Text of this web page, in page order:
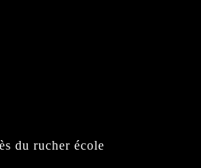
du rucher école